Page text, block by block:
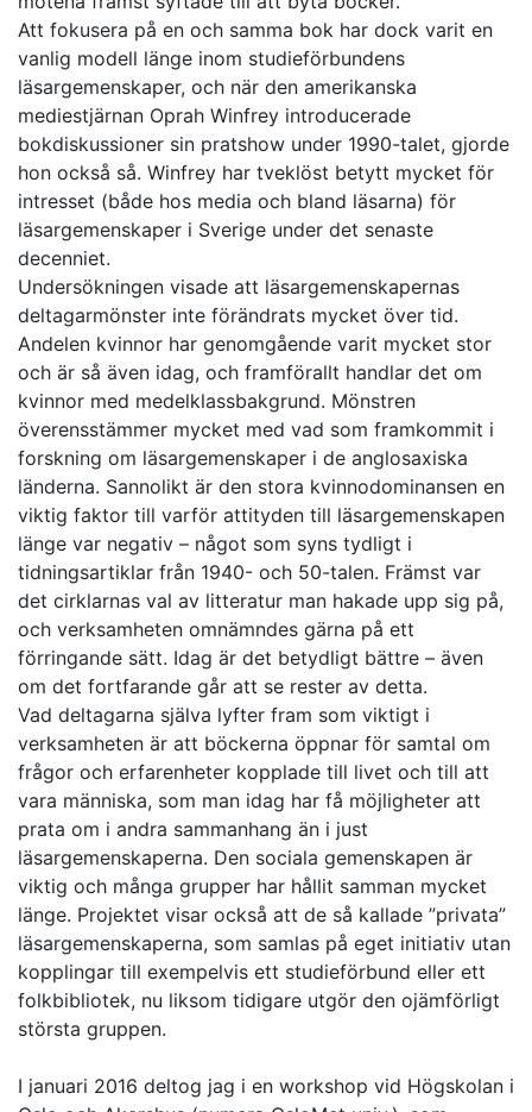
Att fokusera på en och samma bok har dock varit en
vanlig modell länge inom studieförbundens
läsargemenskaper, och när den amerikanska
mediestjärnan Oprah Winfrey introducerade
bokdiskussioner sin pratshow under 1990-talet, gjorde
hon också så. Winfrey har tveklöst betytt mycket för
intresset (både hos media och bland läsarna) för
läsargemenskaper i Sverige under det senaste
decenniet.
Undersökningen visade att läsargemenskapernas
deltagarmönster inte förändrats mycket över tid.
Andelen kvinnor har genomgående varit mycket stor
och är så även idag, och framförallt handlar det om
kvinnor med medelklassbakgrund. Mönstren
överensstämmer mycket med vad som framkommit i
forskning om läsargemenskaper i de anglosaxiska
länderna. Sannolikt är den stora kvinnodominansen en
viktig faktor till varför attityden till läsargemenskapen
länge var negativ – något som syns tydligt i
tidningsartiklar från 1940- och 50-talen. Främst var
det cirklarnas val av litteratur man hakade upp sig på,
och verksamheten omnämndes gärna på ett
förringande sätt. Idag är det betydligt bättre – även
om det fortfarande går att se rester av detta.
Vad deltagarna själva lyfter fram som viktigt i
verksamheten är att böckerna öppnar för samtal om
frågor och erfarenheter kopplade till livet och till att
vara människa, som man idag har få möjligheter att
prata om i andra sammanhang än i just
läsargemenskaperna. Den sociala gemenskapen är
viktig och många grupper har hållit samman mycket
länge. Projektet visar också att de så kallade ”privata”
läsargemenskaperna, som samlas på eget initiativ utan
kopplingar till exempelvis ett studieförbund eller ett
folkbibliotek, nu liksom tidigare utgör den ojämförligt
största gruppen.
I januari 2016 deltog jag i en workshop vid Högskolan i